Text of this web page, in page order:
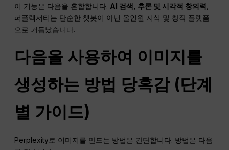
이 기능은 다음을 혼합합니다. AI 검색, 추론 및 시각적 창의력
퍼플렉서티는 단순한 챗봇이 아닌 올인원 지식 및 창작 플랫폼
으로 거듭났습니다.
다음을 사용하여 이미지를
생성하는 방법 당혹감(단계
별 가이드)
Perplexity로 이미지를 만드는 방법은 간단합니다. 방법은 다음